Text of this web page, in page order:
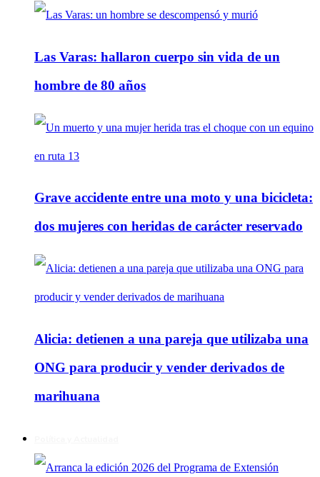
Las Varas: hallaron cuerpo sin vida de un
hombre de 80 años
Grave accidente entre una moto y una bicicleta:
dos mujeres con heridas de carácter reservado
Alicia: detienen a una pareja que utilizaba una
ONG para producir y vender derivados de
marihuana